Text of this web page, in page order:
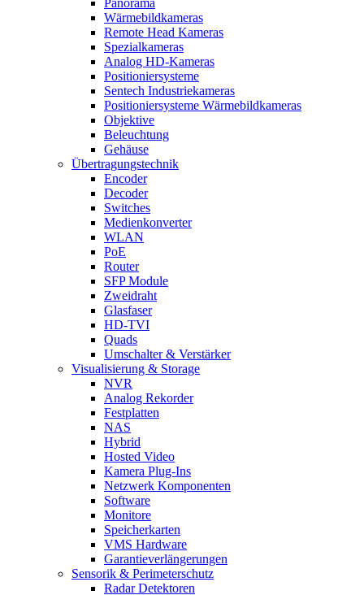
Panorama
Wärmebildkameras
Remote Head Kameras
Spezialkameras
Analog HD-Kameras
Positioniersysteme
Sentech Industriekameras
Positioniersysteme Wärmebildkameras
Objektive
Beleuchtung
Gehäuse
Übertragungstechnik
Encoder
Decoder
Switches
Medienkonverter
WLAN
PoE
Router
SFP Module
Zweidraht
Glasfaser
HD-TVI
Quads
Umschalter & Verstärker
Visualisierung & Storage
NVR
Analog Rekorder
Festplatten
NAS
Hybrid
Hosted Video
Kamera Plug-Ins
Netzwerk Komponenten
Software
Monitore
Speicherkarten
VMS Hardware
Garantieverlängerungen
Sensorik & Perimeterschutz
Radar Detektoren